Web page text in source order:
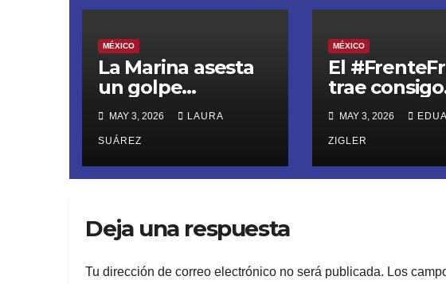
MÉXICO
La Marina asesta
un golpe
millonario al narco
en el Golfo de
Tehuantepec
MAY 3, 2026 LAURA
SUÁREZ
MÉXICO
El
trae consigo
tormentas
severas,
riesgo de
MAY 3, 2026
ZIGLER
Deja una respuesta
Tu dirección de correo electrónico no será publicada. Los